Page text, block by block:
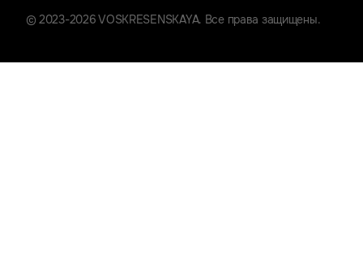
© 2023-2026 VOSKRESENSKAYA. Все права защищены.